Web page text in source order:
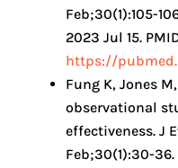
Feb;30(1):105-
2023 Jul 15.
https://
Fung K, Jones
observational
effectiveness. J
Feb;30(1):30-36.